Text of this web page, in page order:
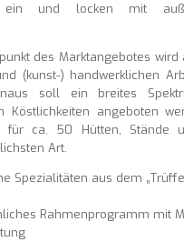
und locken mit
des Marktangebotes
(kunst-) handwerklichen
soll ein breites
Köstlichkeiten angeboten
für ca. 50 Hütten, Stände
Art.
Spezialitäten aus dem
Rahmenprogramm mit